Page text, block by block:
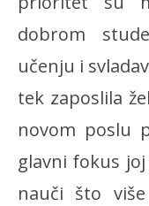
dobrom
učenju i
tek zaposlila
novom poslu
glavni fokus
nauči što